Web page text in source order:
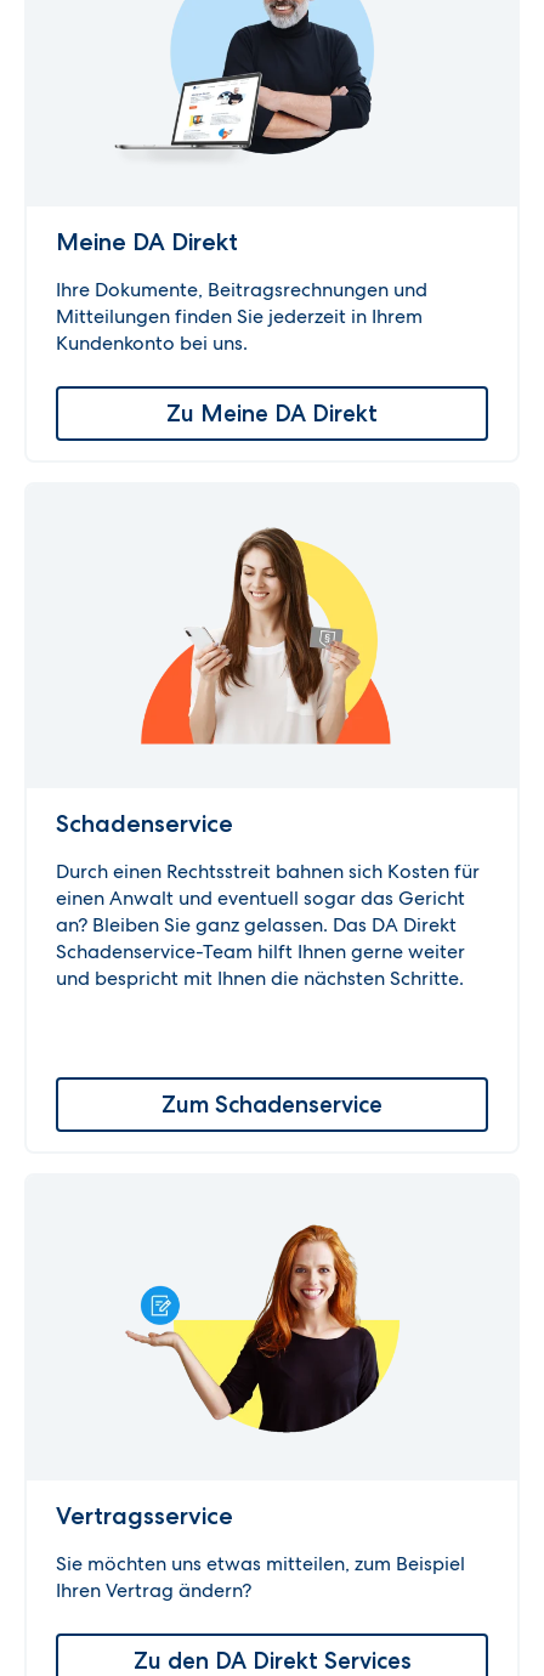
Meine DA Direkt
Ihre Dokumente, Beitragsrechnungen und
Mitteilungen finden Sie jederzeit in Ihrem
Kundenkonto bei uns.
Zu Meine DA Direkt
Schadenservice
Durch einen Rechtsstreit bahnen sich Kosten für
einen Anwalt und eventuell sogar das Gericht
an? Bleiben Sie ganz gelassen. Das DA Direkt
Schadenservice-Team hilft Ihnen gerne weiter
und bespricht mit Ihnen die nächsten Schritte.
Zum Schadenservice
Vertragsservice
Sie möchten uns etwas mitteilen, zum Beispiel
Ihren Vertrag ändern?
Zu den DA Direkt Services